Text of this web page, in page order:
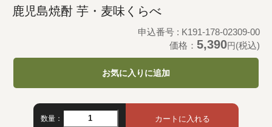
鹿児島焼酎 芋・麦味くらべ
申込番号 : K191-178-02309-00
価格： 5,390円(税込)
お気に入りに追加
数量：